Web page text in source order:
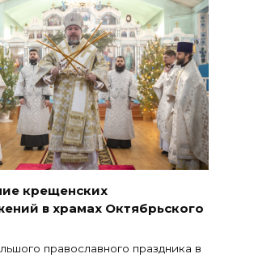
крещенских
в храмах Октябрьского
православного праздника в